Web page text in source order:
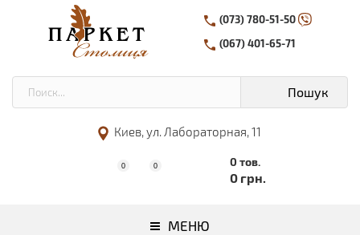
(073) 780-51-50
(067) 401-65-71
Пошук
Киев, ул. Лабораторная, 11
0 0 0 тов.
0 грн.
МЕНЮ